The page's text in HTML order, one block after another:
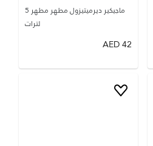
ماجيكير ديرميتيزول مطهر مطهر 5
لترات
42
AED